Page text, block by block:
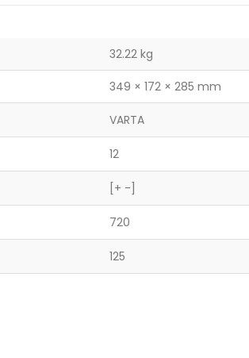
32.22 kg
349 × 172 × 285 mm
VARTA
12
[+ -]
720
125